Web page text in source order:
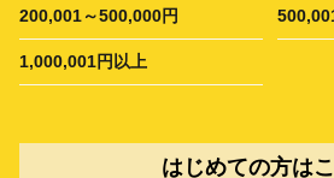
200,001～500,000円
1,000,001円以上
はじめての方は